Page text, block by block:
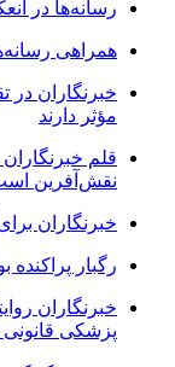
رسانه‌ها در
همراهی
خبرنگاران
مؤثر دارند
قلم
نقش‌آفرین
خبرنگاران
رگبار پراکنده
خبرنگاران
پزشکی قانونی